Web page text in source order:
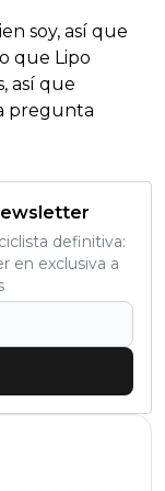
soy, así que
que Lipo
así que
pregunta
definitiva:
en exclusiva a